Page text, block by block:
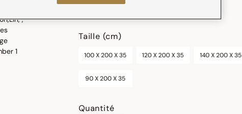
Taille (cm)
100 X 200 X 35 120 X 200 X 35 140 X 200 X 35
90 X 200 X 35
Quantité